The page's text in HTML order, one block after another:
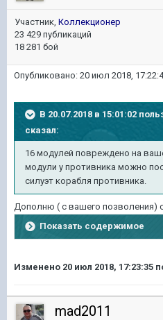
Участник, Коллекционер
23 429 публикаций
18 281 бой
Опубликовано: 20 июл 2018,
В 20.07.2018 в 15:01:02
сказал:
16 модулей повреждено на
модули у противника можно
силуэт корабля противника.
Дополню ( с вашего позволения)
Показать содержимое
Изменено 20 июл 2018, 17:23:35
mad2011